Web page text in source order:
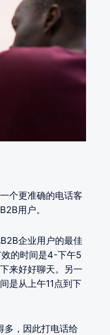
个更准确的电话客
用户。
企业用户的最佳
的时间是4-下午5
来好好聊天。另一
是从上午11点到下
多，因此打电话给